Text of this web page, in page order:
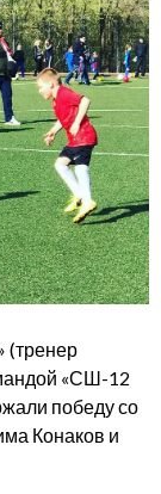
(тренер
«СШ-12
победу со
Конаков и